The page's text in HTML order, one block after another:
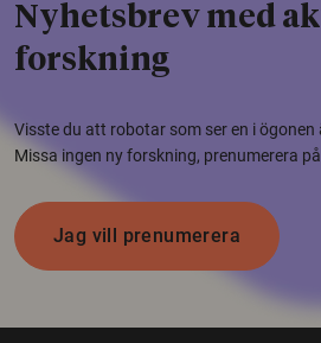
Nyhetsbrev med
forskning
Visste du att robotar som ser en i
Missa ingen ny forskning, prenumerera
Jag vill prenumerera